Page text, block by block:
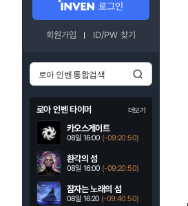
로그인
회원가입 ID/PW 찾기
로아 인벤 타이머 더보기
카오스게이트
08일 16:00 (-09:20:49)
환각의 섬
08일 16:00 (-09:20:49)
잠자는 노래의 섬
08일 16:20 (-09:40:49)